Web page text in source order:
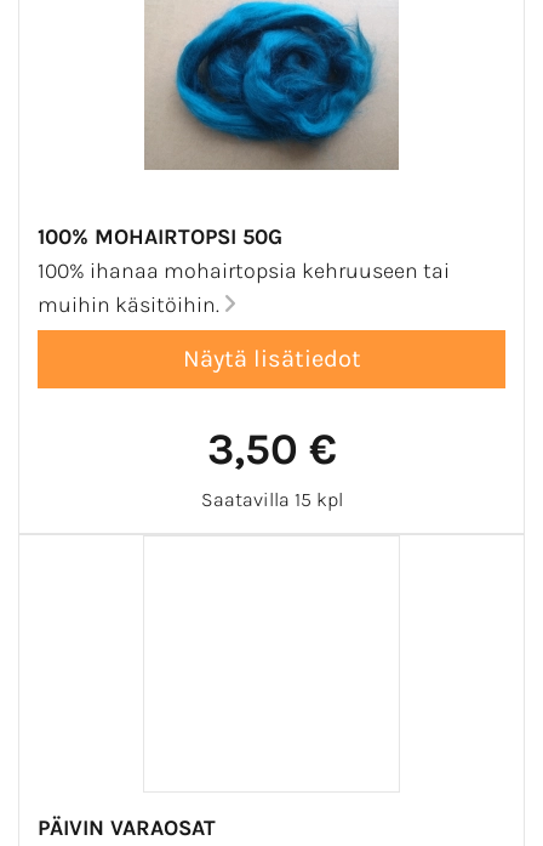
100% MOHAIRTOPSI 50G
100% ihanaa mohairtopsia kehruuseen tai
muihin käsitöihin.
3,50 €
Saatavilla 15 kpl
PÄIVIN VARAOSAT